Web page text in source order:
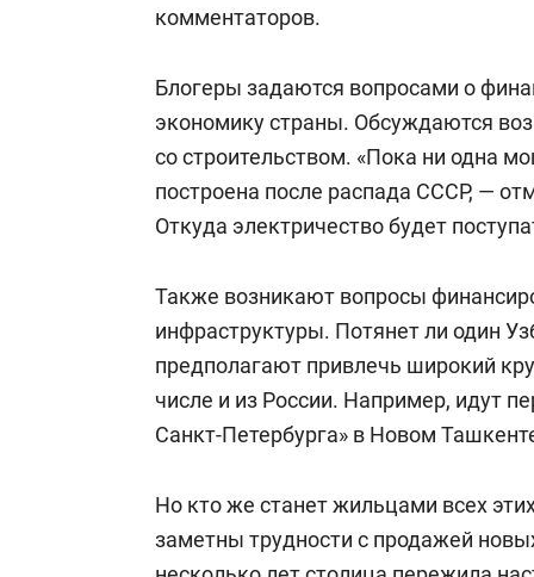
комментаторов.
Блогеры задаются вопросами о
экономику страны. Обсуждаются
со строительством. «Пока ни одна
построена после распада СССР, —
Откуда электричество будет
Также возникают вопросы
инфраструктуры. Потянет ли один
предполагают привлечь широкий
числе и из России. Например, идут
Санкт-Петербурга» в Новом
Но кто же станет жильцами всех
заметны трудности с продажей